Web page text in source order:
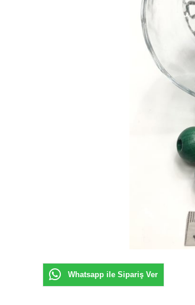
Whatsapp ile Sipariş Ver